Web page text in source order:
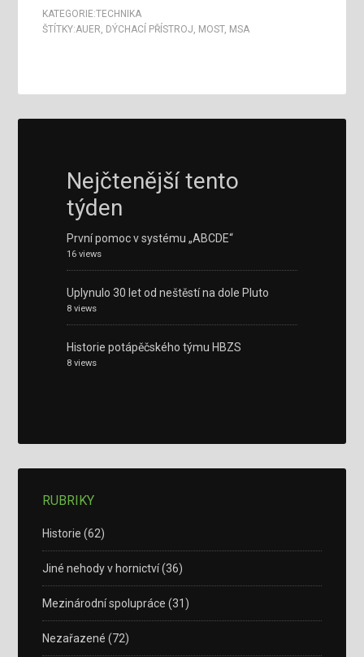
KATEGORIE:TECHNIKA
ŠTÍTKY:AUER, DÝCHACÍ PŘÍSTROJ, MOST, MSA
Nejčtenější tento
týden
První pomoc v systému „ABCDE“
16 views
Uplynulo 30 let od neštěstí na dole Pluto
8 views
Historie potápěčského týmu HBZS
8 views
RUBRIKY
Historie (62)
Jiné nehody v hornictví(36)
Mezinárodní spolupráce (31)
Nezařazené (72)